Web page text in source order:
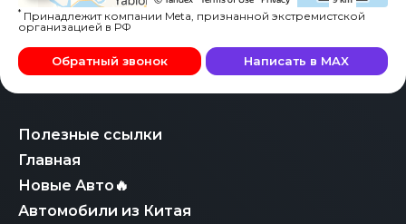
Полезные ссылки
Главная
Новые Авто🔥
Автомобили из Китая
* Принадлежит компании Meta, признанной экстремистской
организацией в РФ
Обратный звонок Написать в MAX